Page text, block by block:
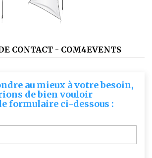
CONTACT - COM4EVENTS
au mieux à votre besoin,
de bien vouloir
formulaire ci-dessous :